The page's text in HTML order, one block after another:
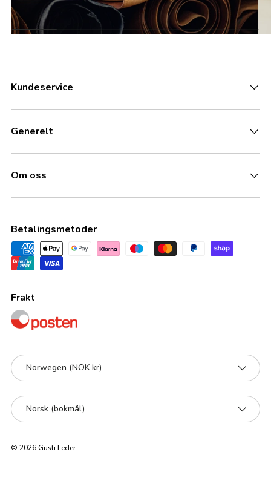
Kundeservice
Generelt
Om oss
Betalingsmetoder
Frakt
Land/Region
Norwegen (NOK kr)
Språk
Norsk (bokmål)
© 2026Gusti Leder.